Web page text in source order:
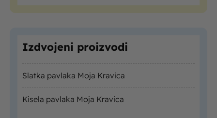
Izdvojeni proizvodi
Slatka pavlaka Moja Kravica
Kisela pavlaka Moja Kravica